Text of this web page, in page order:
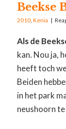
Beekse
2010,Kenia |
Als de
kan. Nou ja,
heeft toch
Beiden
in het park
neushoorn te